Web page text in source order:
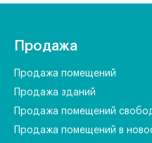
Продажа
Продажа помещений
Продажа зданий
Продажа помещений
Продажа помещений в